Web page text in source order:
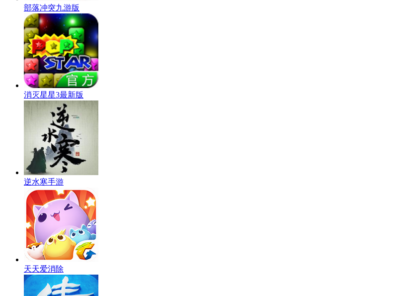
部落冲突九游版
消灭星星3最新版
逆水寒手游
天天爱消除